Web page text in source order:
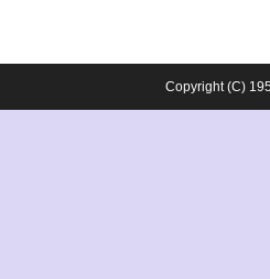
Copyright (C)